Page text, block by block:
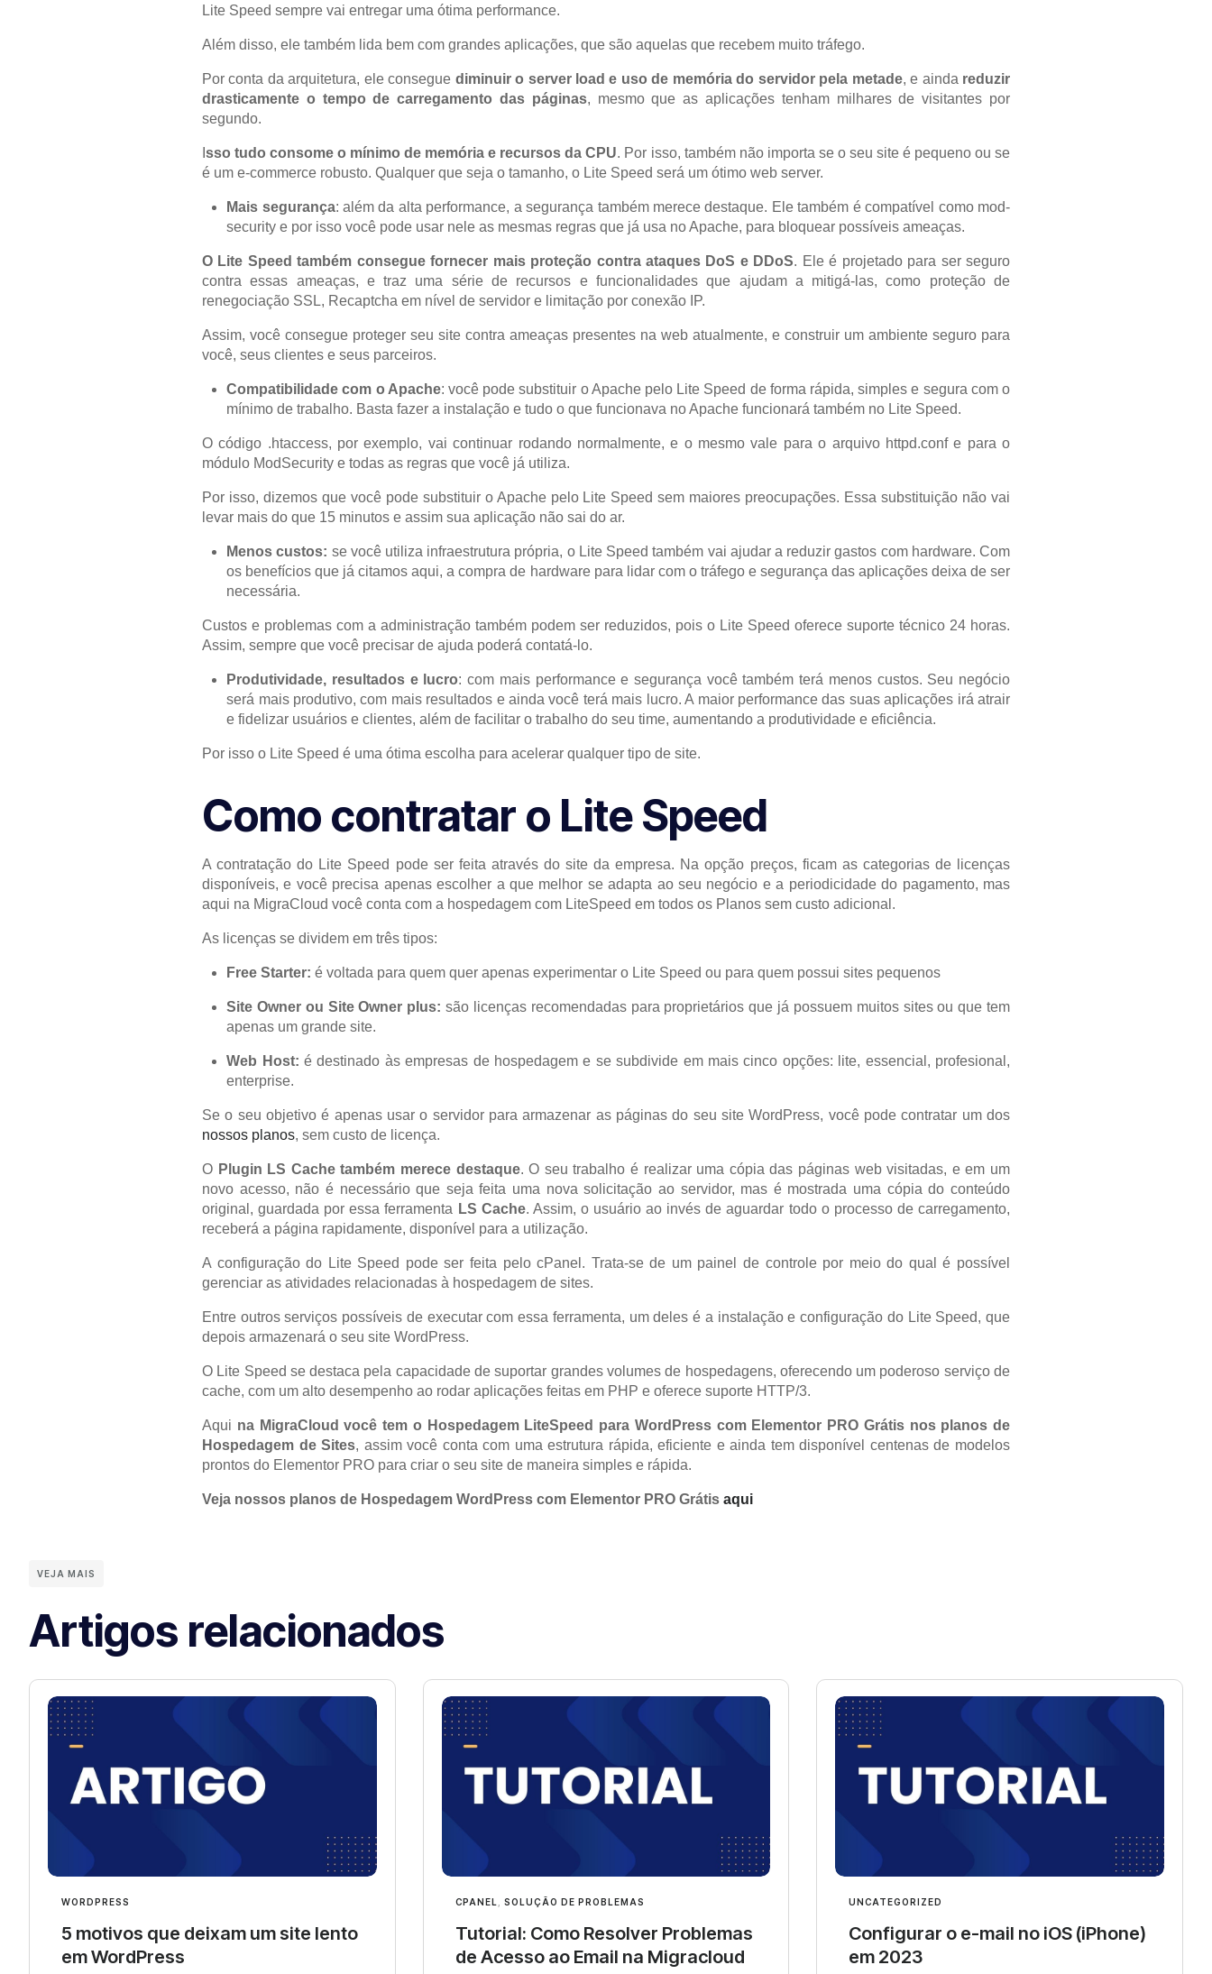
Lite Speed sempre vai entregar uma ótima performance.
Além disso, ele também lida bem com grandes aplicações, que são aquelas que recebem muito tráfego.
Por conta da arquitetura, ele consegue diminuir o server load e uso de memória do servidor pela metade, e ainda reduzir
drasticamente o tempo de carregamento das páginas, mesmo que as aplicações tenham milhares de visitantes por
segundo.
sso tudo consome o mínimo de memória e recursos da CPU. Por isso, também não importa se o seu site é pequeno ou se
é um e-commerce robusto. Qualquer que seja o tamanho, o Lite Speed será um ótimo web server.
Mais segurança: além da alta performance, a segurança também merece destaque. Ele também é compatível como mod-
security e por isso você pode usar nele as mesmas regras que já usa no Apache, para bloquear possíveis ameaças.
O Lite Speed também consegue fornecer mais proteção contra ataques DoS e DDoS. Ele é projetado para ser seguro
contra essas ameaças, e traz uma série de recursos e funcionalidades que ajudam a mitigá-las, como proteção de
renegociação SSL, Recaptcha em nível de servidor e limitação por conexão IP.
Assim, você consegue proteger seu site contra ameaças presentes na web atualmente, e construir um ambiente seguro para
você, seus clientes e seus parceiros.
Compatibilidade com o Apache: você pode substituir o Apache pelo Lite Speed de forma rápida, simples e segura com o
mínimo de trabalho. Basta fazer a instalação e tudo o que funcionava no Apache funcionará também no Lite Speed.
O código .htaccess, por exemplo, vai continuar rodando normalmente, e o mesmo vale para o arquivo httpd.conf e para o
módulo ModSecurity e todas as regras que você já utiliza.
Por isso, dizemos que você pode substituir o Apache pelo Lite Speed sem maiores preocupações. Essa substituição não vai
levar mais do que 15 minutos e assim sua aplicação não sai do ar.
Menos custos: se você utiliza infraestrutura própria, o Lite Speed também vai ajudar a reduzir gastos com hardware. Com
os benefícios que já citamos aqui, a compra de hardware para lidar com o tráfego e segurança das aplicações deixa de ser
necessária.
Custos e problemas com a administração também podem ser reduzidos, pois o Lite Speed oferece suporte técnico 24 horas.
Assim, sempre que você precisar de ajuda poderá contatá-lo.
Produtividade, resultados e lucro: com mais performance e segurança você também terá menos custos. Seu negócio
será mais produtivo, com mais resultados e ainda você terá mais lucro. A maior performance das suas aplicações irá atrair
e fidelizar usuários e clientes, além de facilitar o trabalho do seu time, aumentando a produtividade e eficiência.
Por isso o Lite Speed é uma ótima escolha para acelerar qualquer tipo de site.
Como contratar o Lite Speed
A contratação do Lite Speed pode ser feita através do site da empresa. Na opção preços, ficam as categorias de licenças
disponíveis, e você precisa apenas escolher a que melhor se adapta ao seu negócio e a periodicidade do pagamento, mas
aqui na MigraCloud você conta com a hospedagem com LiteSpeed em todos os Planos sem custo adicional.
As licenças se dividem em três tipos:
Free Starter:é voltada para quem quer apenas experimentar o Lite Speed ou para quem possui sites pequenos
Site Owner ou Site Owner plus: são licenças recomendadas para proprietários que já possuem muitos sites ou que tem
apenas um grande site.
Web Host: é destinado às empresas de hospedagem e se subdivide em mais cinco opções: lite, essencial, profesional,
enterprise.
Se o seu objetivo é apenas usar o servidor para armazenar as páginas do seu site WordPress, você pode contratar um dos
nossos planos, sem custo de licença.
O Plugin LS Cache também merece destaque. O seu trabalho é realizar uma cópia das páginas web visitadas, e em um
novo acesso, não é necessário que seja feita uma nova solicitação ao servidor, mas é mostrada uma cópia do conteúdo
original, guardada por essa ferramenta LS Cache. Assim, o usuário ao invés de aguardar todo o processo de carregamento,
receberá a página rapidamente, disponível para a utilização.
A configuração do Lite Speed pode ser feita pelo cPanel. Trata-se de um painel de controle por meio do qual é possível
gerenciar as atividades relacionadas à hospedagem de sites.
Entre outros serviços possíveis de executar com essa ferramenta, um deles é a instalação e configuração do Lite Speed, que
depois armazenará o seu site WordPress.
O Lite Speed se destaca pela capacidade de suportar grandes volumes de hospedagens, oferecendo um poderoso serviço de
cache, com um alto desempenho ao rodar aplicações feitas em PHP e oferece suporte HTTP/3.
Aqui na MigraCloud você tem o Hospedagem LiteSpeed para WordPress com Elementor PRO Grátis nos planos de
Hospedagem de Sites, assim você conta com uma estrutura rápida, eficiente e ainda tem disponível centenas de modelos
prontos do Elementor PRO para criar o seu site de maneira simples e rápida.
Veja nossos planos de Hospedagem WordPress com Elementor PRO Grátis aqui
VEJA MAIS
Artigos relacionados
WORDPRESS
5 motivos que deixam um site lento
em WordPress
CPANEL SOLUÇÃO DE PROBLEMAS
Tutorial: Como Resolver Problemas
de Acesso ao Email na Migracloud
UNCATEGORIZED
Configurar o e-mail no iOS (iPhone)
em 2023